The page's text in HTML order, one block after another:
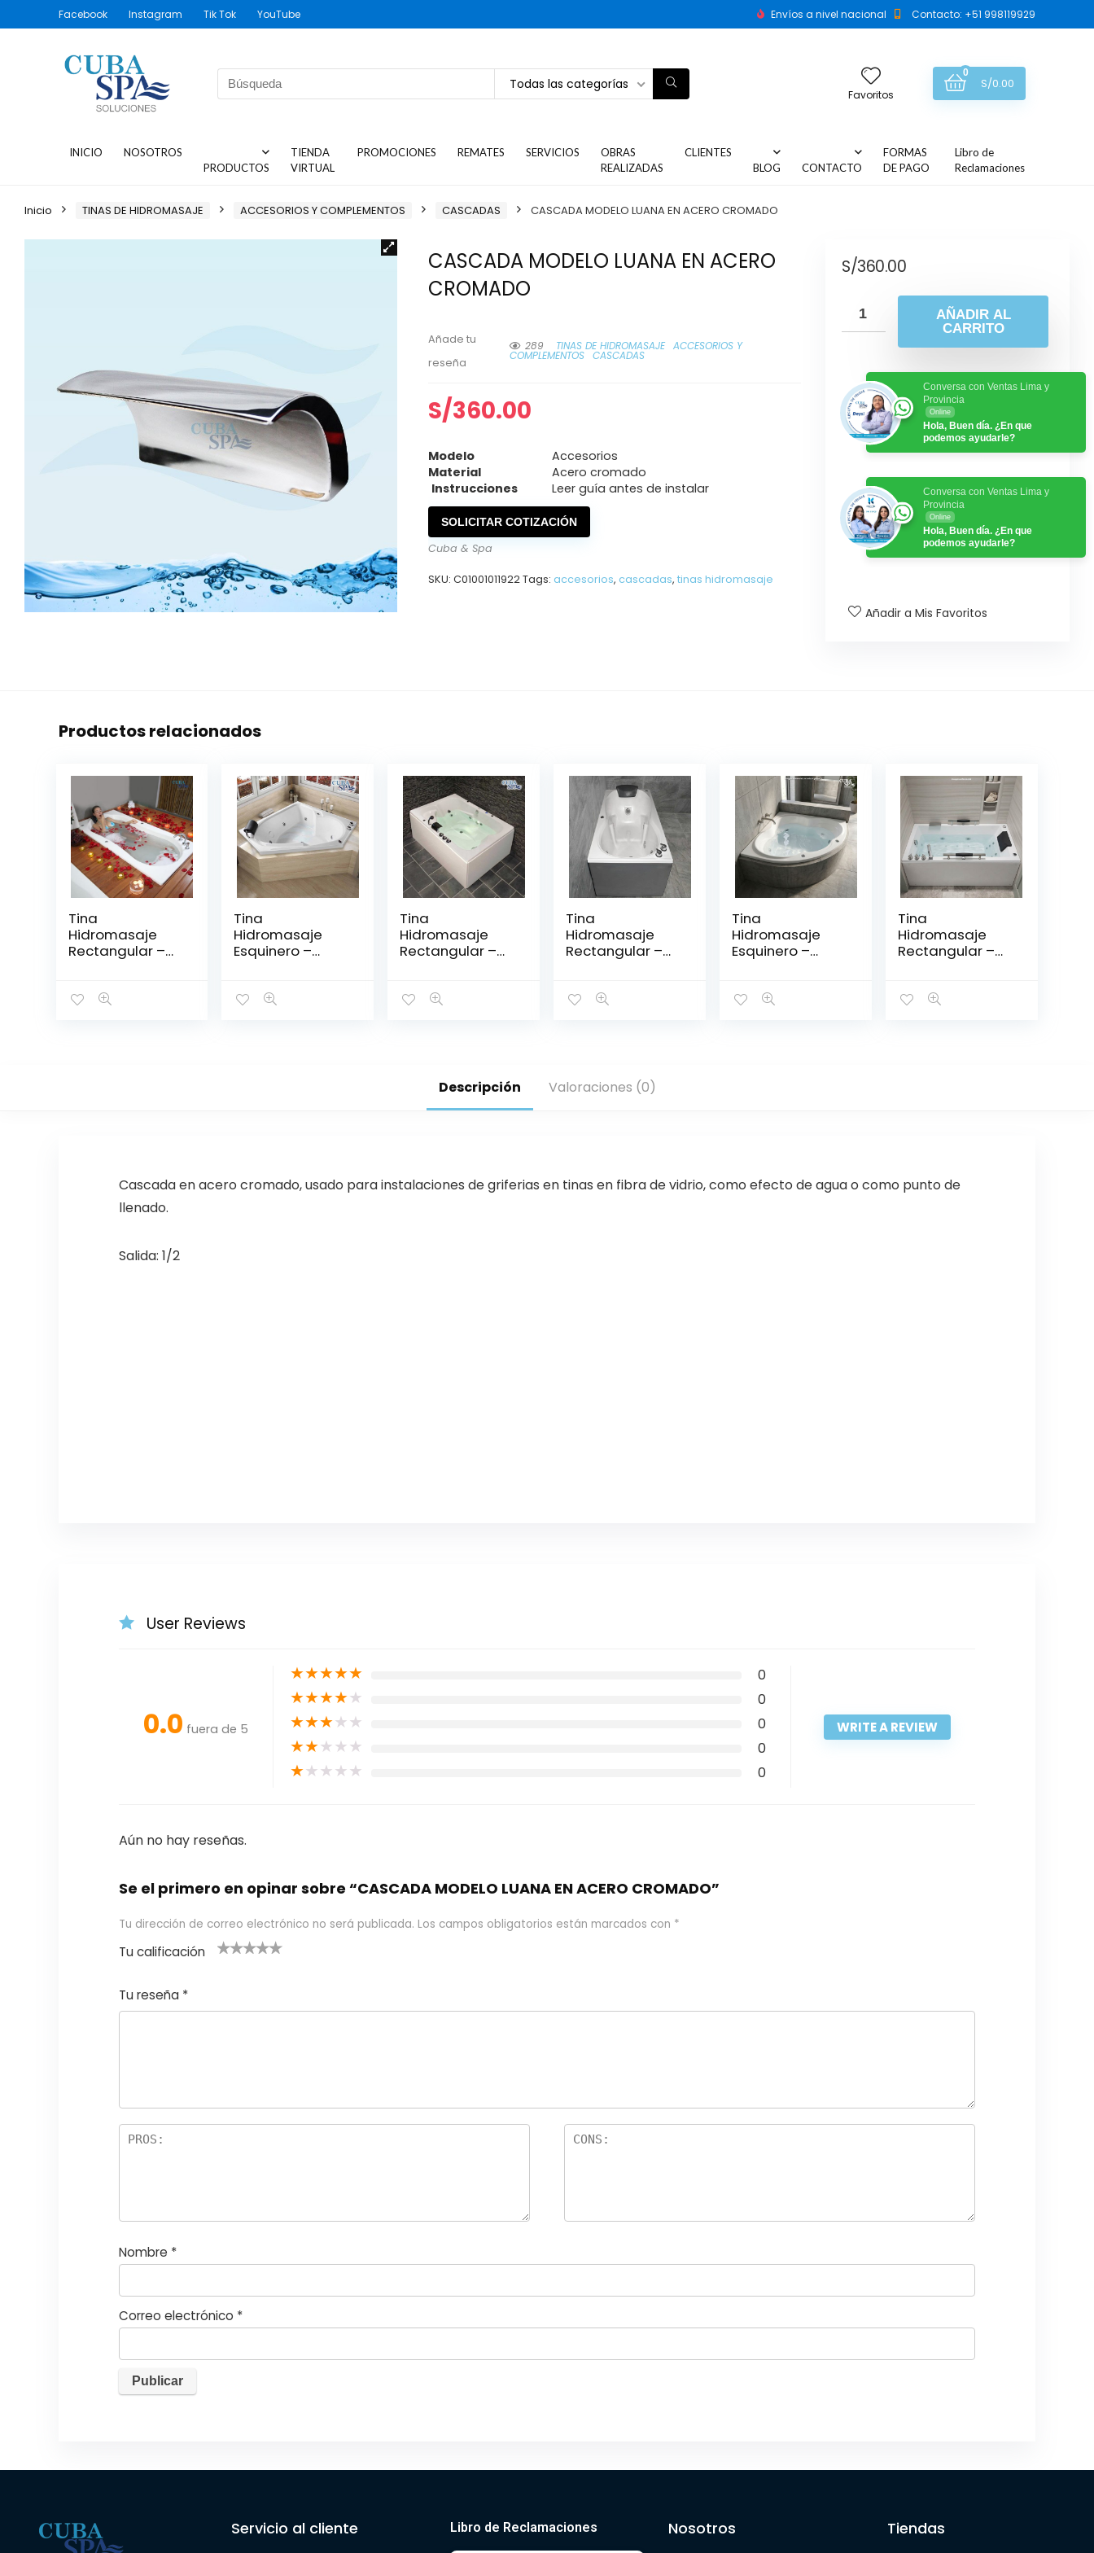
Facebook Instagram Tik Tok YouTube Envíos a nivel nacional Contacto: +51 998119929
Todas las categorías
Favoritos
0
S/0.00
INICIO
NOSOTROS
PRODUCTOS
TIENDA
VIRTUAL
PROMOCIONES REMATES SERVICIOS
OBRAS
REALIZADAS
CLIENTES
BLOG
CONTACTO
FORMAS
DE PAGO
Libro de
Reclamaciones
Inicio TINAS DE HIDROMASAJE ACCESORIOS Y COMPLEMENTOS CASCADAS CASCADA MODELO LUANA EN ACERO CROMADO
CASCADA MODELO LUANA EN ACERO
CROMADO
Añade tu
reseña
289 TINAS DE HIDROMASAJE ACCESORIOS Y
COMPLEMENTOS CASCADAS
S/360.00
Modelo
Accesorios
Material
Acero cromado
Instrucciones
Leer guía antes de instalar
SOLICITAR COTIZACIÓN
Cuba & Spa
SKU:C01001011922Tags: accesorios, cascadas,tinas hidromasaje
S/360.00
AÑADIR AL
CARRITO
Conversa con Ventas Lima y
Provincia
Online
Hola, Buen día. ¿En que
podemos ayudarle?
Conversa con Ventas Lima y
Provincia
Online
Hola, Buen día. ¿En que
podemos ayudarle?
Añadir a Mis Favoritos
Productos relacionados
Tina
Hidromasaje
Rectangular –
Tina
Hidromasaje
Esquinero –
Tina
Hidromasaje
Rectangular –
Tina
Hidromasaje
Rectangular –
Tina
Hidromasaje
Esquinero –
Tina
Hidromasaje
Rectangular –
Descripción Valoraciones (0)
Cascada en acero cromado, usado para instalaciones de griferias en tinas en fibra de vidrio, como efecto de agua o como punto de
llenado.
Salida: 1/2
User Reviews
0.0 fuera de 5
★★★★★ 0
★★★★★ 0
★★★★★ 0
★★★★★ 0
★★★★★ 0
WRITE A REVIEW
Aún no hay reseñas.
Se el primero en opinar sobre “CASCADA MODELO LUANA EN ACERO CROMADO”
Tu dirección de correo electrónico no será publicada. Los campos obligatorios están marcados con *
Tu calificación
e
el
5
las
s
Tu reseña *
Nombre *
Correo electrónico *
Servicio al cliente Libro de Reclamaciones Nosotros Tiendas